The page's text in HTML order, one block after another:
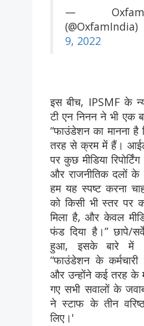
—
(@OxfamIndia)
9, 2022
इस बीच, IPSMF के
टी एन निनन ने भी एक
“फाउंडेशन का मानना
तरह से क्रम में हैं।
पर कुछ मीडिया
और राजनीतिक दलों
हम यह स्पष्ट करना
को किसी भी स्तर पर
मिला है, और केवल
फंड दिया है।” छापे/
हुआ, इसके बारे में
“फाउंडेशन के
और उन्होंने कई तरह के
गए सभी सवालों के
ने स्टाफ के तीन
लिए।'